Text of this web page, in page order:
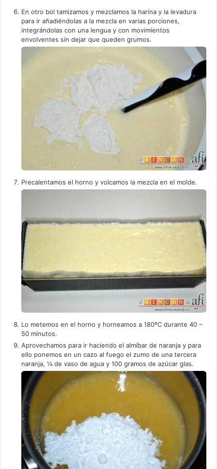
En otro bol tamizamos y mezclamos la harina y la levadura
para ir añadiéndolas a la mezcla en varias porciones,
integrándolas con una lengua y con movimientos
envolventes sin dejar que queden grumos.
Precalentamos el horno y volcamos la mezcla en el molde.
Lo metemos en el horno y horneamos a 180ºC durante 40 –
50 minutos.
Aprovechamos para ir haciendo el almíbar de naranja y para
ello ponemos en un cazo al fuego el zumo de una tercera
naranja, ¼ de vaso de agua y 100 gramos de azúcar glas.